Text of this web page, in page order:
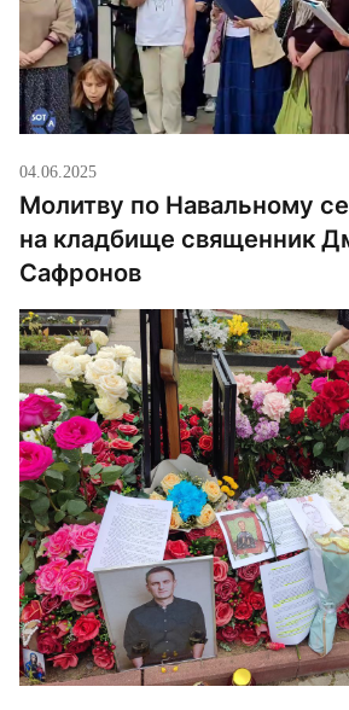
04.06.2025
Молитву по Навальному
на кладбище священник
Сафронов